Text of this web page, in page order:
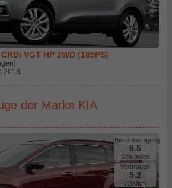
VGT HP 2WD (185PS)
2013.
der Marke KIA
Beschleunigung
9.5
Sekunden
Verbrauch
5.2
l/100km